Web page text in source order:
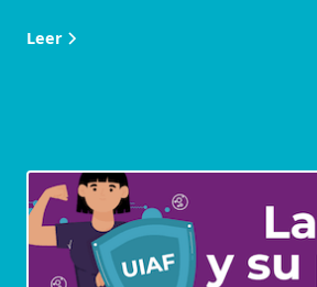
Leer